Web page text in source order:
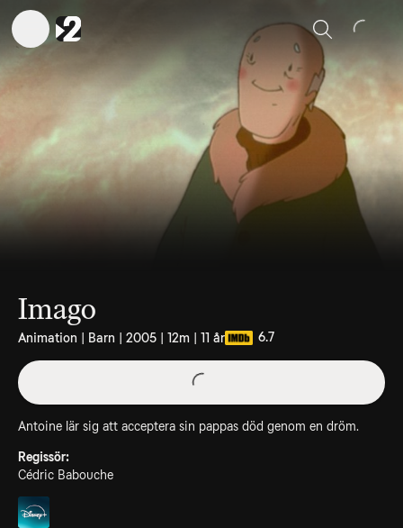
Sök
Imago
Animation | Barn | 2005 | 12m | 11 år 6.7
Antoine lär sig att acceptera sin pappas död genom en dröm.
Regissör:
Cédric Babouche